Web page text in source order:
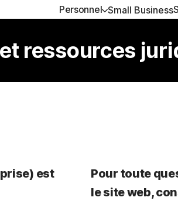
Personnel
FORFAITS TOUT-EN-UN
Small Business
ressources
est
Pour toute
le site web,